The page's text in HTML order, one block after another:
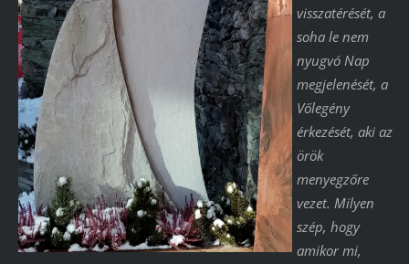
visszatérését, a
soha le nem
nyugvó Nap
megjelenését, a
Vőlegény
érkezését, aki az
örök
menyegzőre
vezet. Milyen
szép, hogy
amikor mi,